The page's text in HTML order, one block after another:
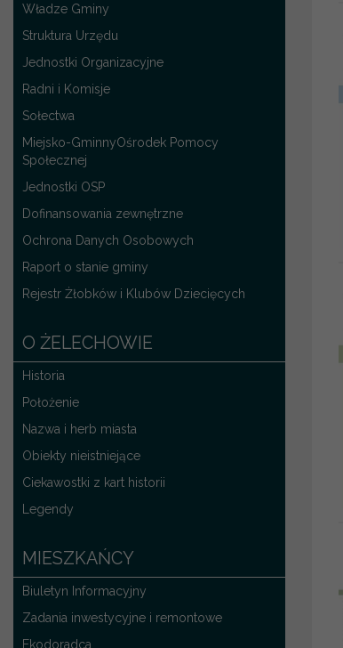
Władze Gminy
Struktura Urzędu
Jednostki Organizacyjne
Radni i Komisje
Sołectwa
Miejsko-GminnyOśrodek Pomocy
Społecznej
Jednostki OSP
Dofinansowania zewnętrzne
Ochrona Danych Osobowych
Raport o stanie gminy
Rejestr Żłobków i Klubów Dziecięcych
O ŻELECHOWIE
Historia
Położenie
Nazwa i herb miasta
Obiekty nieistniejące
Ciekawostki z kart historii
Legendy
MIESZKAŃCY
Biuletyn Informacyjny
Zadania inwestycyjne i remontowe
Ekodoradca